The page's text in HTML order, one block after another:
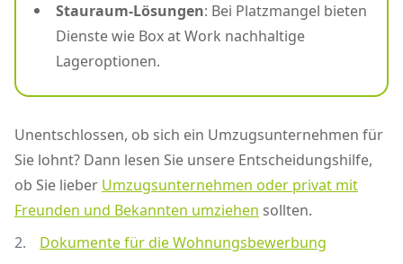
Stauraum-Lösungen: Bei Platzmangel bieten
Dienste wie Box at Work nachhaltige
Lageroptionen.
Unentschlossen, ob sich ein Umzugsunternehmen für
Sie lohnt? Dann lesen Sie unsere Entscheidungshilfe,
ob Sie lieber Umzugsunternehmen oder privat mit
Freunden und Bekannten umziehen sollten.
Dokumente für die Wohnungsbewerbung